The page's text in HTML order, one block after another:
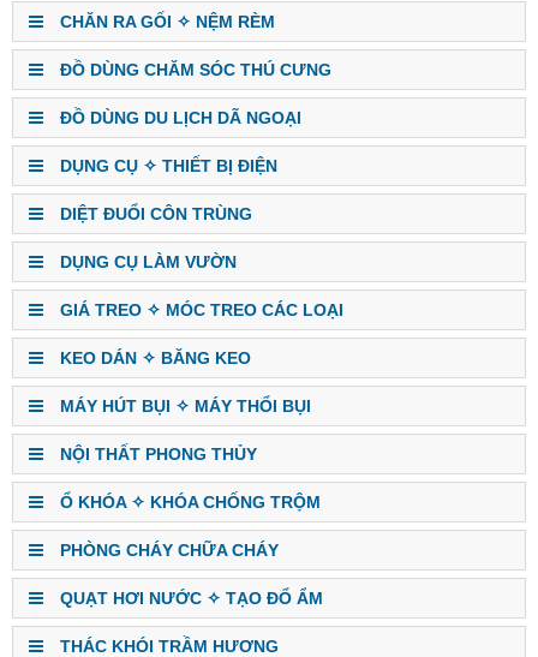
CHĂN RA GỐI ✧ NỆM RÈM
ĐỒ DÙNG CHĂM SÓC THÚ CƯNG
ĐỒ DÙNG DU LỊCH DÃ NGOẠI
DỤNG CỤ ✧ THIẾT BỊ ĐIỆN
DIỆT ĐUỔI CÔN TRÙNG
DỤNG CỤ LÀM VƯỜN
GIÁ TREO ✧ MÓC TREO CÁC LOẠI
KEO DÁN ✧ BĂNG KEO
MÁY HÚT BỤI ✧ MÁY THỔI BỤI
NỘI THẤT PHONG THỦY
Ổ KHÓA ✧ KHÓA CHỐNG TRỘM
PHÒNG CHÁY CHỮA CHÁY
QUẠT HƠI NƯỚC ✧ TẠO ĐỔ ẨM
THÁC KHÓI TRẦM HƯƠNG